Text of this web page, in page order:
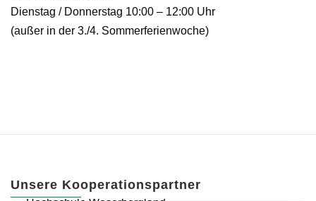
Dienstag / Donnerstag 10:00 – 12:00 Uhr
(außer in der 3./4. Sommerferienwoche)
Unsere Kooperationspartner